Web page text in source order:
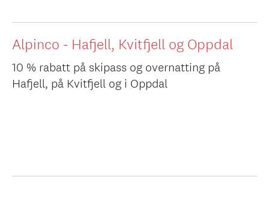
Alpinco - Hafjell, Kvitfjell og Oppdal
10 % rabatt på skipass og overnatting på
Hafjell, på Kvitfjell og i Oppdal